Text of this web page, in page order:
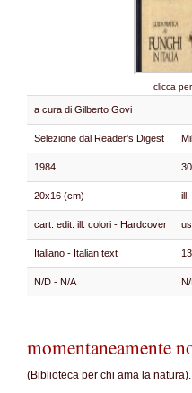
clicca
a cura di Gilberto Govi
Selezione dal Reader's Digest
1984
20x16 (cm) ill.
cart. edit. ill. colori - Hardcover
Italiano - Italian text
N/D - N/A
momentaneamente
(Biblioteca per chi ama la natura).